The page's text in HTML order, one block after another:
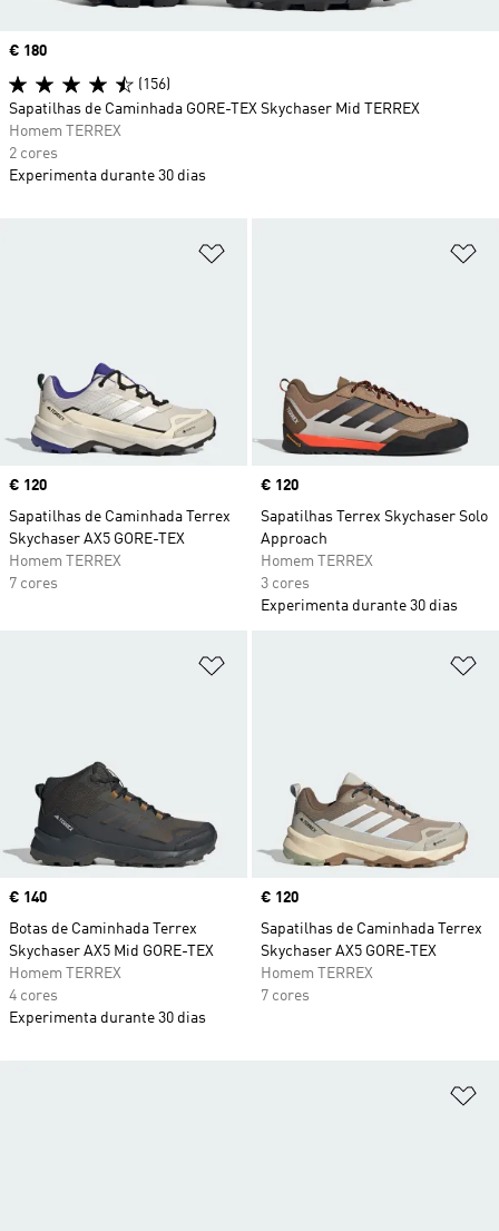
Price
€ 120
Sapatilhas de Caminhada Terrex
Skychaser AX5 GORE-TEX
Homem TERREX
7 cores
Price
€ 120
Sapatilhas Terrex Skychaser Solo
Approach
Homem TERREX
3 cores
Experimenta durante 30 dias
Price
€ 140
Botas de Caminhada Terrex
Skychaser AX5 Mid GORE-TEX
Homem TERREX
4 cores
Experimenta durante 30 dias
Price
€ 120
Sapatilhas de Caminhada Terrex
Skychaser AX5 GORE-TEX
Homem TERREX
7 cores
Price
€ 180
(156)
Sapatilhas de Caminhada GORE-TEX Skychaser Mid TERREX
Homem TERREX
2 cores
Experimenta durante 30 dias